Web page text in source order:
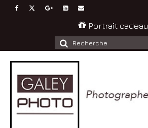
Portrait cadeau
Rechercher
: